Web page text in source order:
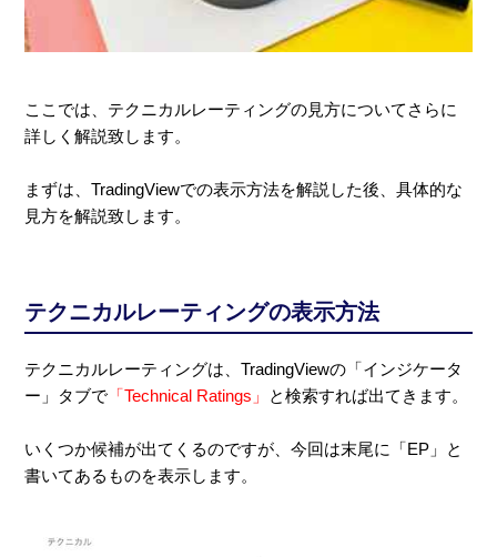
ここでは、テクニカルレーティングの見方についてさらに
詳しく解説致します。
まずは、TradingViewでの表示方法を解説した後、具体的な
見方を解説致します。
テクニカルレーティングの表示方法
テクニカルレーティングは、TradingViewの「インジケータ
ー」タブで 「Technical Ratings」 と検索すれば出てきます。
いくつか候補が出てくるのですが、今回は末尾に「EP」と
書いてあるものを表示します。